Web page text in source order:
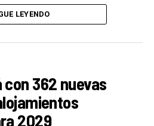
legislatura, ¿qué balance
PSE en tus áreas dentro
y qué proyectos
transformar y mejorar la vida
tan importante como la
LEYENDO
362 nuevas
2029